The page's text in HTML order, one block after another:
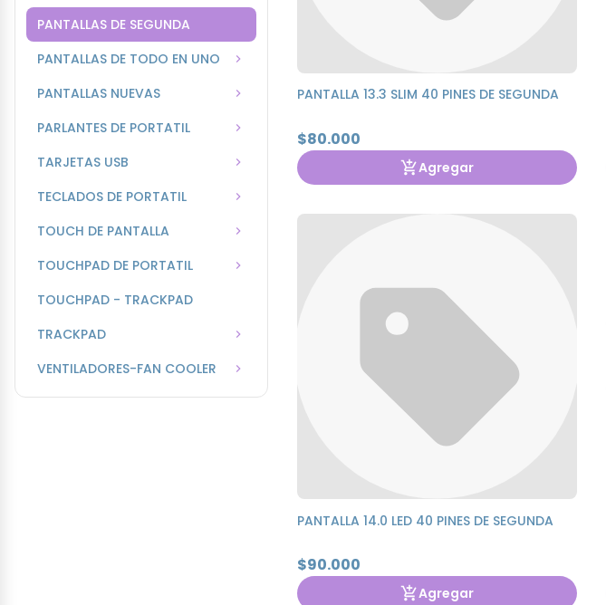
PANTALLAS DE SEGUNDA
PANTALLAS DE TODO EN UNO
PANTALLAS NUEVAS
PARLANTES DE PORTATIL
TARJETAS USB
TECLADOS DE PORTATIL
TOUCH DE PANTALLA
TOUCHPAD DE PORTATIL
TOUCHPAD - TRACKPAD
TRACKPAD
VENTILADORES-FAN COOLER
PANTALLA 13.3 SLIM 40 PINES DE SEGUNDA
$80.000
Agregar
PANTALLA 14.0 LED 40 PINES DE SEGUNDA
$90.000
Agregar